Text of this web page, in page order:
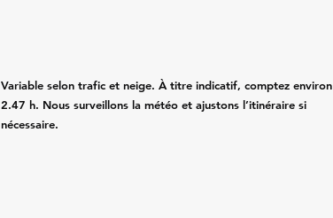
Variable selon trafic et neige. À titre indicatif, comptez environ
2.47 h. Nous surveillons la météo et ajustons l’itinéraire si
nécessaire.